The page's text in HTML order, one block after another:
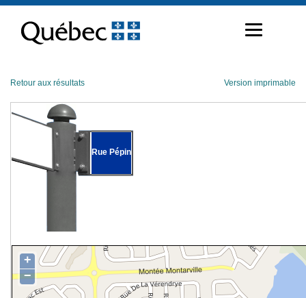
contenu
Retour aux résultats Version imprimable
Rue Pépin
+
−